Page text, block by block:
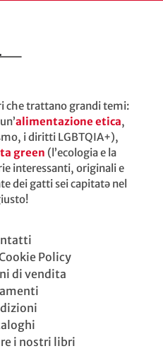
che trattano grandi temi:
alimentazione etica,
i diritti LGBTQIA+),
green (l’ecologia e la
interessanti, originali e
dei gatti sei capitatə nel
Policy
di vendita
i nostri libri